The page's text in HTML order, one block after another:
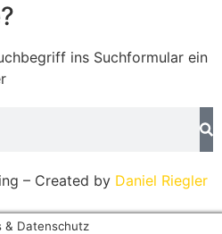
ins Suchformular ein
– Created by Daniel Riegler
& Datenschutz